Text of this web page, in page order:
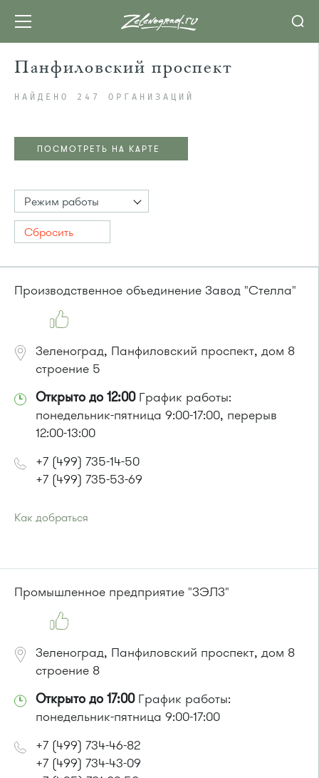
Панфиловский проспект
НАЙДЕНО 247 ОРГАНИЗАЦИЙ
ПОСМОТРЕТЬ НА КАРТЕ
Режим работы
Сбросить
Производственное объединение Завод "Стелла"
Зеленоград, Панфиловский проспект, дом 8
строение 5
Открыто до 12:00График работы:
понедельник-пятница 9:00-17:00, перерыв
12:00-13:00
+7 (499) 735-14-50
+7 (499) 735-53-69
Как добраться
или до остановки"Березка":
Автобусы № 3, 6, 7, 8, 9, 11, 13, 15, 23, 32, 400, 400э
Промышленное предприятие "ЗЭЛЗ"
Зеленоград, Панфиловский проспект, дом 8
строение 8
Открыто до 17:00График работы:
понедельник-пятница 9:00-17:00
+7 (499) 734-46-82
+7 (499) 734-43-09